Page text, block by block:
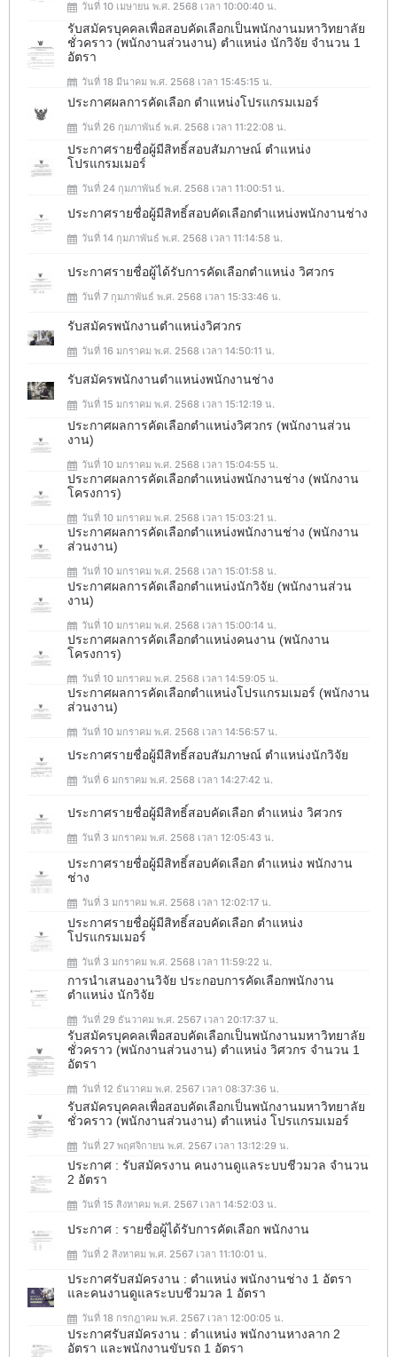
วันที่ 10 เมษายน พ.ศ. 2568 เวลา 10:00:40 น.
รับสมัครบุคคลเพื่อสอบคัดเลือกเป็นพนักงานมหาวิทยาลัย
ชั่วคราว (พนักงานส่วนงาน) ตำแหน่ง นักวิจัย จำนวน 1
อัตรา
วันที่ 18 มีนาคม พ.ศ. 2568 เวลา 15:45:15 น.
ประกาศผลการคัดเลือก ตำแหน่งโปรแกรมเมอร์
วันที่ 26 กุมภาพันธ์ พ.ศ. 2568 เวลา 11:22:08 น.
ประกาศรายชื่อผู้มีสิทธิ์สอบสัมภาษณ์ ตำแหน่ง
โปรแกรมเมอร์
วันที่ 24 กุมภาพันธ์ พ.ศ. 2568 เวลา 11:00:51 น.
ประกาศรายชื่อผู้มีสิทธิ์สอบคัดเลือกตำแหน่งพนักงานช่าง
วันที่ 14 กุมภาพันธ์ พ.ศ. 2568 เวลา 11:14:58 น.
ประกาศรายชื่อผู้ได้รับการคัดเลือกตำแหน่ง วิศวกร
วันที่ 7 กุมภาพันธ์ พ.ศ. 2568 เวลา 15:33:46 น.
รับสมัครพนักงานตำแหน่งวิศวกร
วันที่ 16 มกราคม พ.ศ. 2568 เวลา 14:50:11 น.
รับสมัครพนักงานตำแหน่งพนักงานช่าง
วันที่ 15 มกราคม พ.ศ. 2568 เวลา 15:12:19 น.
ประกาศผลการคัดเลือกตำแหน่งวิศวกร (พนักงานส่วน
งาน)
วันที่ 10 มกราคม พ.ศ. 2568 เวลา 15:04:55 น.
ประกาศผลการคัดเลือกตำแหน่งพนักงานช่าง (พนักงาน
โครงการ)
วันที่ 10 มกราคม พ.ศ. 2568 เวลา 15:03:21 น.
ประกาศผลการคัดเลือกตำแหน่งพนักงานช่าง (พนักงาน
ส่วนงาน)
วันที่ 10 มกราคม พ.ศ. 2568 เวลา 15:01:58 น.
ประกาศผลการคัดเลือกตำแหน่งนักวิจัย (พนักงานส่วน
งาน)
วันที่ 10 มกราคม พ.ศ. 2568 เวลา 15:00:14 น.
ประกาศผลการคัดเลือกตำแหน่งคนงาน (พนักงาน
โครงการ)
วันที่ 10 มกราคม พ.ศ. 2568 เวลา 14:59:05 น.
ประกาศผลการคัดเลือกตำแหน่งโปรแกรมเมอร์ (พนักงาน
ส่วนงาน)
วันที่ 10 มกราคม พ.ศ. 2568 เวลา 14:56:57 น.
ประกาศรายชื่อผู้มีสิทธิ์สอบสัมภาษณ์ ตำแหน่งนักวิจัย
วันที่ 6 มกราคม พ.ศ. 2568 เวลา 14:27:42 น.
ประกาศรายชื่อผู้มีสิทธิ์สอบคัดเลือก ตำแหน่ง วิศวกร
วันที่ 3 มกราคม พ.ศ. 2568 เวลา 12:05:43 น.
ประกาศรายชื่อผู้มีสิทธิ์สอบคัดเลือก ตำแหน่ง พนักงาน
ช่าง
วันที่ 3 มกราคม พ.ศ. 2568 เวลา 12:02:17 น.
ประกาศรายชื่อผู้มีสิทธิ์สอบคัดเลือก ตำแหน่ง
โปรแกรมเมอร์
วันที่ 3 มกราคม พ.ศ. 2568 เวลา 11:59:22 น.
การนำเสนองานวิจัย ประกอบการคัดเลือกพนักงาน
ตำแหน่ง นักวิจัย
วันที่ 29 ธันวาคม พ.ศ. 2567 เวลา 20:17:37 น.
รับสมัครบุคคลเพื่อสอบคัดเลือกเป็นพนักงานมหาวิทยาลัย
ชั่วคราว (พนักงานส่วนงาน) ตำแหน่ง วิศวกร จำนวน 1
อัตรา
วันที่ 12 ธันวาคม พ.ศ. 2567 เวลา 08:37:36 น.
รับสมัครบุคคลเพื่อสอบคัดเลือกเป็นพนักงานมหาวิทยาลัย
ชั่วคราว (พนักงานส่วนงาน) ตำแหน่ง โปรแกรมเมอร์
วันที่ 27 พฤศจิกายน พ.ศ. 2567 เวลา 13:12:29 น.
ประกาศ : รับสมัครงาน คนงานดูแลระบบชีวมวล จำนวน
2 อัตรา
วันที่ 15 สิงหาคม พ.ศ. 2567 เวลา 14:52:03 น.
ประกาศ : รายชื่อผู้ได้รับการคัดเลือก พนักงาน
วันที่ 2 สิงหาคม พ.ศ. 2567 เวลา 11:10:01 น.
ประกาศรับสมัครงาน : ตำแหน่ง พนักงานช่าง 1 อัตรา
และคนงานดูแลระบบชีวมวล 1 อัตรา
วันที่ 18 กรกฎาคม พ.ศ. 2567 เวลา 12:00:05 น.
ประกาศรับสมัครงาน : ตำแหน่ง พนักงานหางลาก 2
อัตรา และพนักงานขับรถ 1 อัตรา